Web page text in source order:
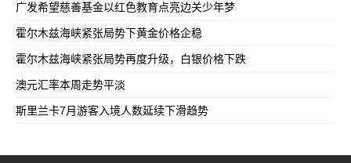
广发希望慈善基金以红色教育点亮边关少年梦
霍尔木兹海峡紧张局势下黄金价格企稳
霍尔木兹海峡紧张局势再度升级，白银价格下跌
澳元汇率本周走势平淡
斯里兰卡7月游客入境人数延续下滑趋势